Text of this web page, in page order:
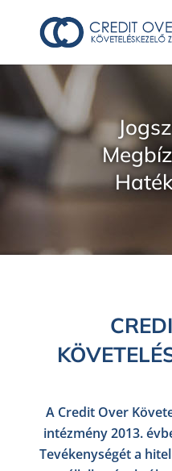
A Credit Over
intézmény 2013.
Tevékenységét a